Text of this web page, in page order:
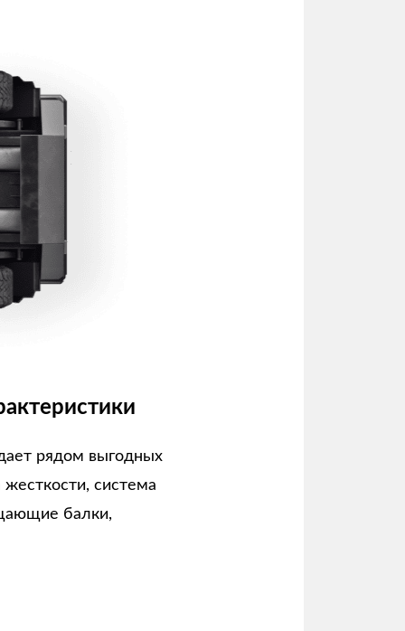
рядом выгодных
жесткости, система
балки,